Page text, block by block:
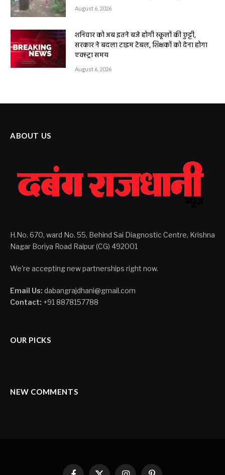
August 6, 2026
शनिवार को अब इतने बजे होगी स्कूलों की छुट्टी,
सरकार ने बदला टाइम टेबल, शिक्षकों को देना होगा
एक्स्ट्रा समय
August 6, 2026
ABOUT US
H.No. 670, ward No. 55, Behind Sai Diagnostic Centre, Krishna
Nagar Boriya Road Raipur (CG) 492001
We're accepting new partnerships right now.
Email Us: dabangrajdhani@gmail.com
Contact: +91 8878157788
OUR PICKS
NEW COMMENTS